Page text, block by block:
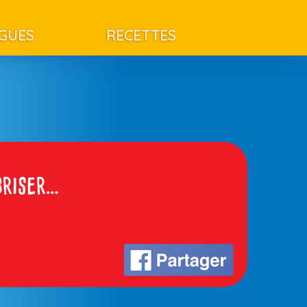
RECETTES